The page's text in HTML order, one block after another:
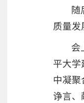
随
质量发
会
平大学
中凝聚
诤言、